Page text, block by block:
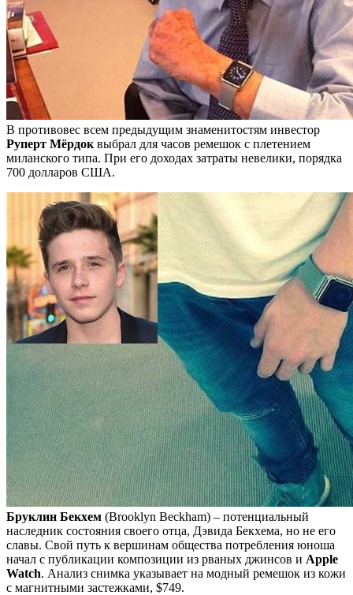
В противовес всем предыдущим знаменитостям инвестор
Руперт Мёрдок выбрал для часов ремешок с плетением
миланского типа. При его доходах затраты невелики, порядка
700 долларов США.
Бруклин Бекхем (Brooklyn Beckham) – потенциальный
наследник состояния своего отца, Дэвида Бекхема, но не его
славы. Свой путь к вершинам общества потребления юноша
начал с публикации композиции из рваных джинсов и Apple
Watch. Анализ снимка указывает на модный ремешок из кожи
с магнитными застежками, $749.